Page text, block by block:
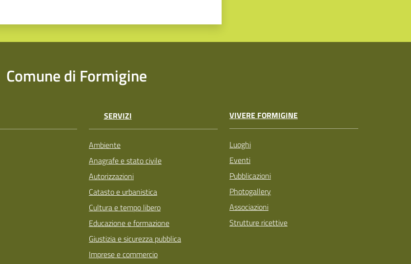
Comune di Formigine
SERVIZI
Ambiente
Anagrafe e stato civile
Autorizzazioni
Catasto e urbanistica
Cultura e tempo libero
Educazione e formazione
Giustizia e sicurezza pubblica
Imprese e commercio
VIVERE FORMIGINE
Luoghi
Eventi
Pubblicazioni
Photogallery
Associazioni
Strutture ricettive